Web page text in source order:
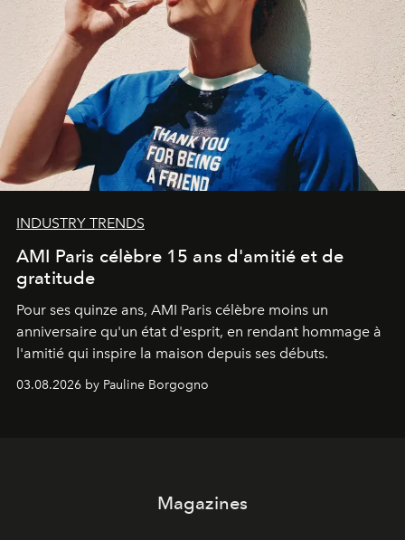
INDUSTRY TRENDS
AMI Paris célèbre 15 ans d'amitié et de
gratitude
Pour ses quinze ans, AMI Paris célèbre moins un
anniversaire qu'un état d'esprit, en rendant hommage à
l'amitié qui inspire la maison depuis ses débuts.
03.08.2026 by Pauline Borgogno
Magazines